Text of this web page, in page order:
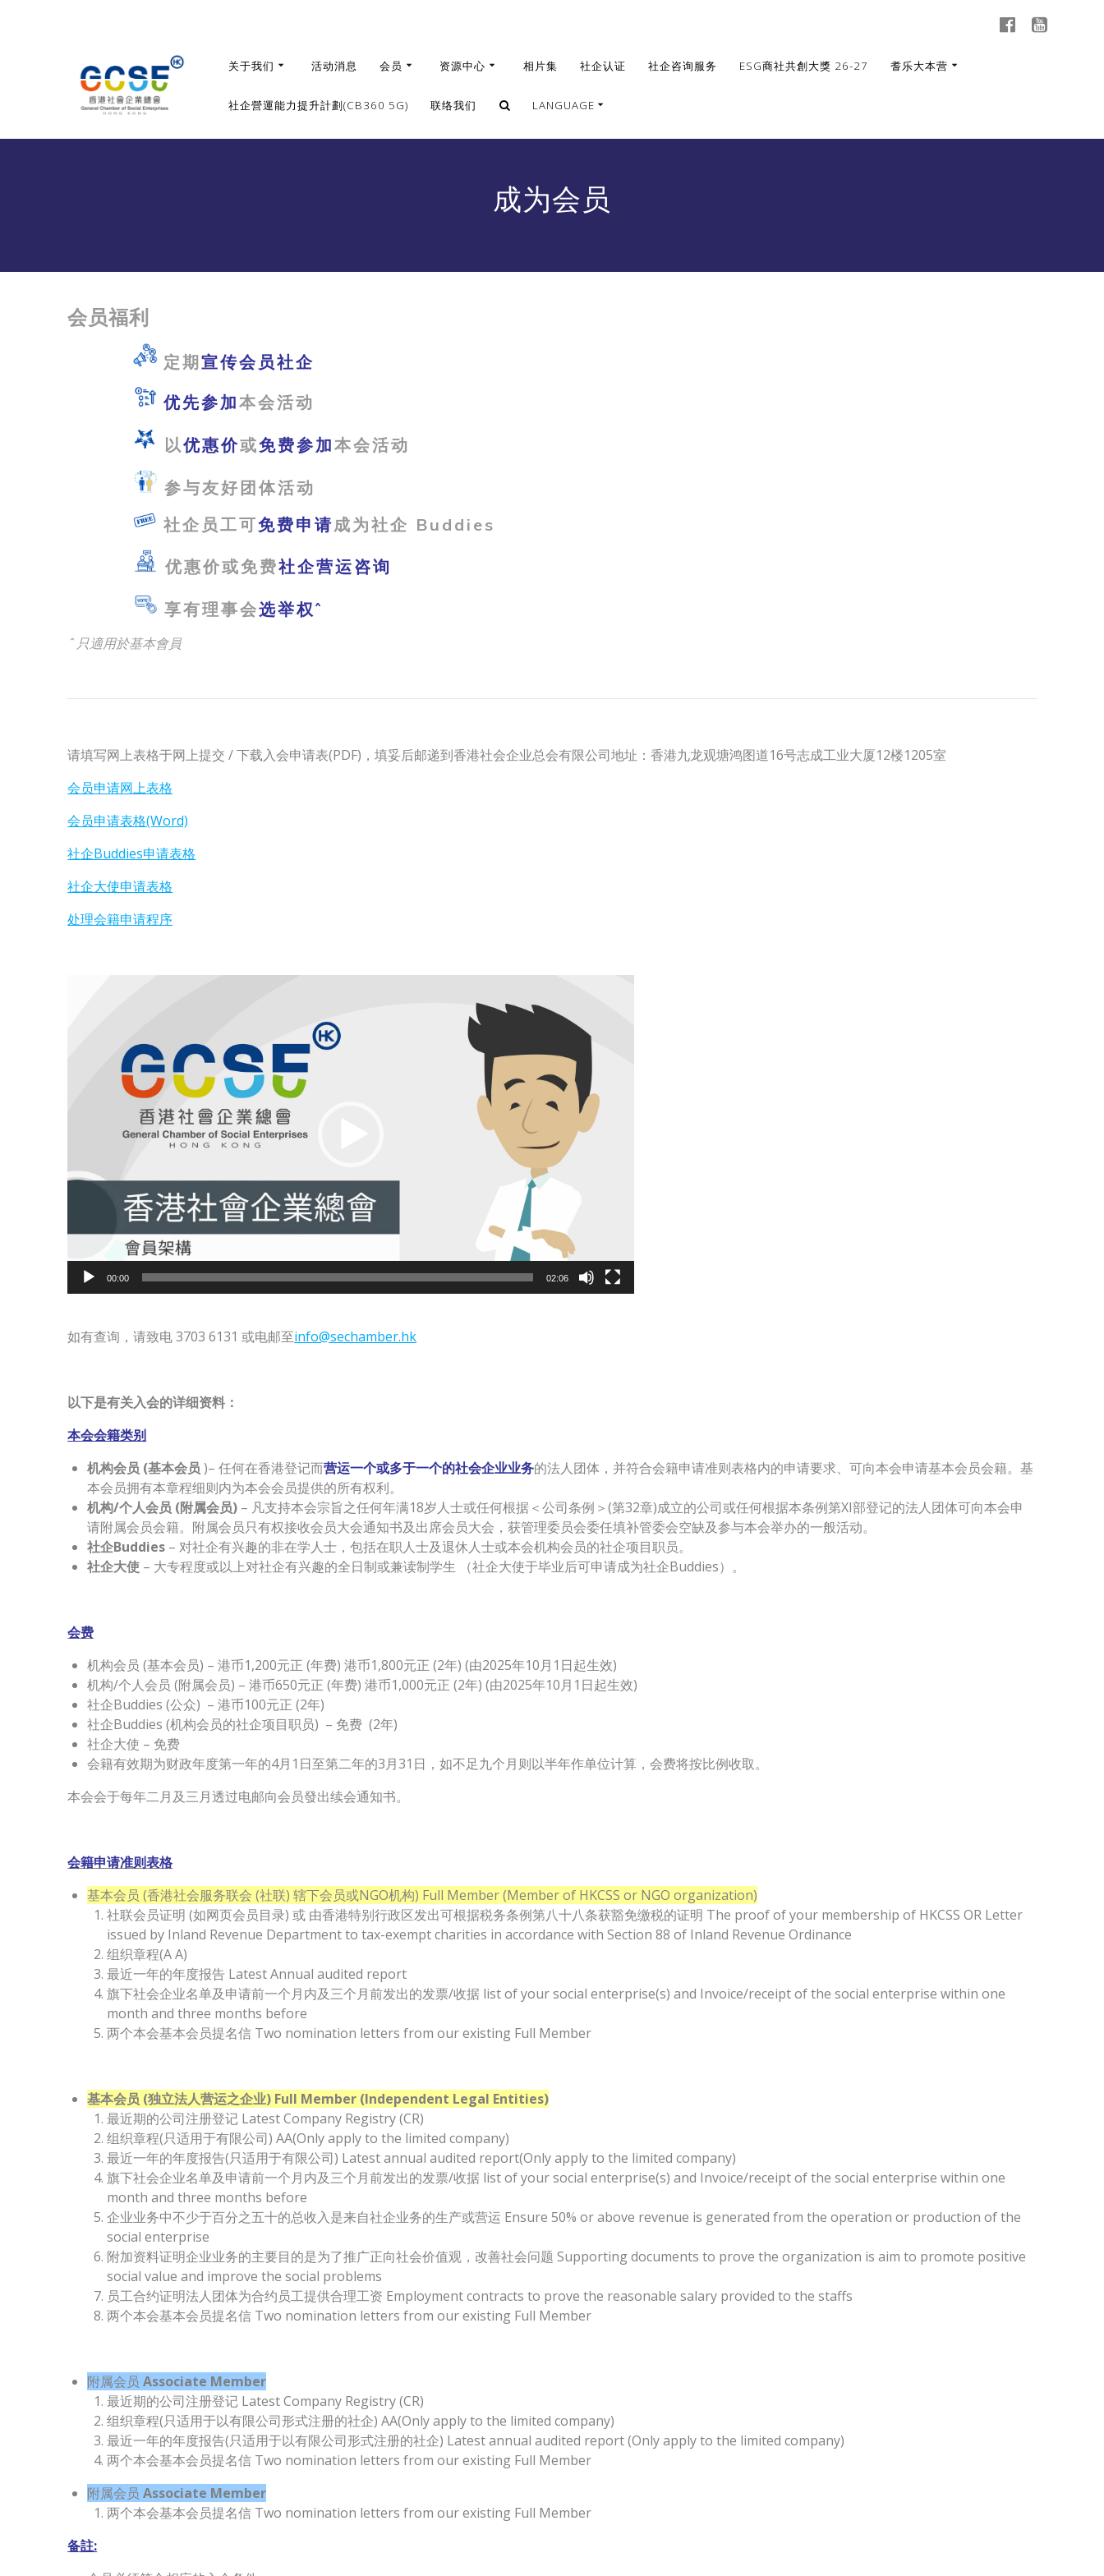
关于我们 活动消息 会员 资源中心 相片集 社企认证 社企咨询服务 ESG商社共創大獎 26-27 耆乐大本营
社企營運能力提升計劃(CB360 5G) 联络我们 LANGUAGE
繁體
English
成为会员
会员福利
定期宣传会员社企
优先参加本会活动
以优惠价或免费参加本会活动
参与友好团体活动
社企员工可免费申请成为社企 Buddies
优惠价或免费社企营运咨询
享有理事会选举权ˆ
ˆ 只適用於基本會員
请填写网上表格于网上提交 / 下载入会申请表(PDF)，填妥后邮递到香港社会企业总会有限公司地址：香港九龙观塘鸿图道16号志成工业大厦12楼1205室
会员申请网上表格
会员申请表格(Word)
社企Buddies申请表格
社企大使申请表格
处理会籍申请程序
00:00 02:06
如有查询，请致电 3703 6131 或电邮至info@sechamber.hk
以下是有关入会的详细资料：
本会会籍类别
机构会员 (基本会员 )– 任何在香港登记而营运一个或多于一个的社会企业业务的法人团体，并符合会籍申请准则表格内的申请要求、可向本会申请基本会员会籍。基
本会员拥有本章程细则内为本会会员提供的所有权利。
机构/个人会员 (附属会员) – 凡支持本会宗旨之任何年满18岁人士或任何根据＜公司条例＞(第32章)成立的公司或任何根据本条例第XI部登记的法人团体可向本会申
请附属会员会籍。附属会员只有权接收会员大会通知书及出席会员大会，获管理委员会委任填补管委会空缺及参与本会举办的一般活动。
社企Buddies – 对社企有兴趣的非在学人士，包括在职人士及退休人士或本会机构会员的社企项目职员。
社企大使 – 大专程度或以上对社企有兴趣的全日制或兼读制学生 （社企大使于毕业后可申请成为社企Buddies）。
会费
机构会员 (基本会员) – 港币1,200元正 (年费) 港币1,800元正 (2年) (由2025年10月1日起生效)
机构/个人会员 (附属会员) – 港币650元正 (年费) 港币1,000元正 (2年) (由2025年10月1日起生效)
社企Buddies (公众) – 港币100元正 (2年)
社企Buddies (机构会员的社企项目职员) – 免费 (2年)
社企大使 – 免费
会籍有效期为财政年度第一年的4月1日至第二年的3月31日，如不足九个月则以半年作单位计算，会费将按比例收取。
本会会于每年二月及三月透过电邮向会员發出续会通知书。
会籍申请准则表格
基本会员 (香港社会服务联会 (社联) 辖下会员或NGO机构) Full Member (Member of HKCSS or NGO organization)
社联会员证明 (如网页会员目录) 或 由香港特别行政区发出可根据税务条例第八十八条获豁免缴税的证明 The proof of your membership of HKCSS OR Letter
issued by Inland Revenue Department to tax-exempt charities in accordance with Section 88 of Inland Revenue Ordinance
组织章程(A A)
最近一年的年度报告 Latest Annual audited report
旗下社会企业名单及申请前一个月内及三个月前发出的发票/收据 list of your social enterprise(s) and Invoice/receipt of the social enterprise within one
month and three months before
两个本会基本会员提名信 Two nomination letters from our existing Full Member
基本会员 (独立法人营运之企业) Full Member (Independent Legal Entities)
最近期的公司注册登记 Latest Company Registry (CR)
组织章程(只适用于有限公司) AA(Only apply to the limited company)
最近一年的年度报告(只适用于有限公司) Latest annual audited report(Only apply to the limited company)
旗下社会企业名单及申请前一个月内及三个月前发出的发票/收据 list of your social enterprise(s) and Invoice/receipt of the social enterprise within one
month and three months before
企业业务中不少于百分之五十的总收入是来自社企业务的生产或营运 Ensure 50% or above revenue is generated from the operation or production of the
social enterprise
附加资料证明企业业务的主要目的是为了推广正向社会价值观，改善社会问题 Supporting documents to prove the organization is aim to promote positive
social value and improve the social problems
员工合约证明法人团体为合约员工提供合理工资 Employment contracts to prove the reasonable salary provided to the staffs
两个本会基本会员提名信 Two nomination letters from our existing Full Member
附属会员Associate Member
最近期的公司注册登记 Latest Company Registry (CR)
组织章程(只适用于以有限公司形式注册的社企) AA(Only apply to the limited company)
最近一年的年度报告(只适用于以有限公司形式注册的社企) Latest annual audited report (Only apply to the limited company)
两个本会基本会员提名信 Two nomination letters from our existing Full Member
附属会员Associate Member
两个本会基本会员提名信 Two nomination letters from our existing Full Member
备註: